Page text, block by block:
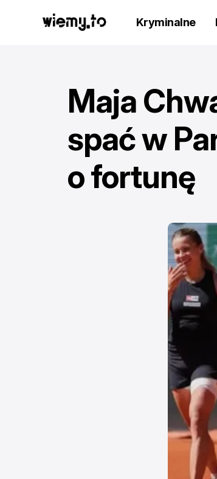
Kryminalne
Maja
spać w
o fortunę